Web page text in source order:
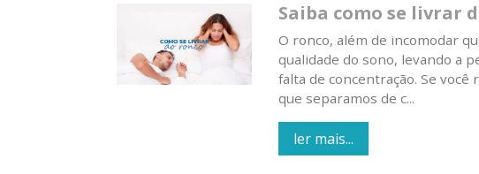
Saiba como se livrar
O ronco, além de incomodar
qualidade do sono, levando a
falta de concentração. Se você
que separamos de c...
ler mais...